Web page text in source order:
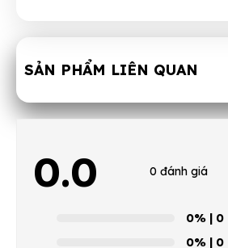
SẢN PHẨM LIÊN QUAN
0.0 0 đánh giá
0% | 0
0% | 0